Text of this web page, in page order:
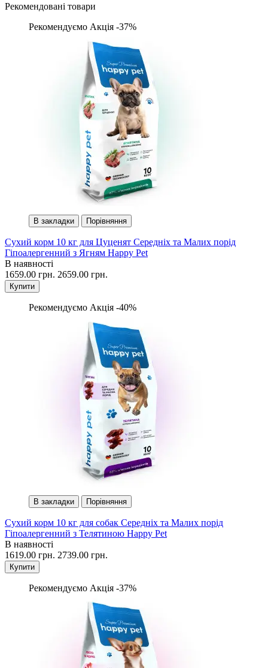
Рекомендовані товари
Рекомендуємо Акція -37%
В закладки Порівняння
Сухий корм 10 кг для Цуценят Середніх та Малих порід
Гіпоалергенний з Ягням Happy Pet
В наявності
1659.00 грн. 2659.00 грн.
Купити
Рекомендуємо Акція -40%
В закладки Порівняння
Сухий корм 10 кг для собак Середніх та Малих порід
Гіпоалергенний з Телятиною Happy Pet
В наявності
1619.00 грн. 2739.00 грн.
Купити
Рекомендуємо Акція -37%